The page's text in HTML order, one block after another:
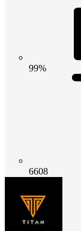
99%
6608